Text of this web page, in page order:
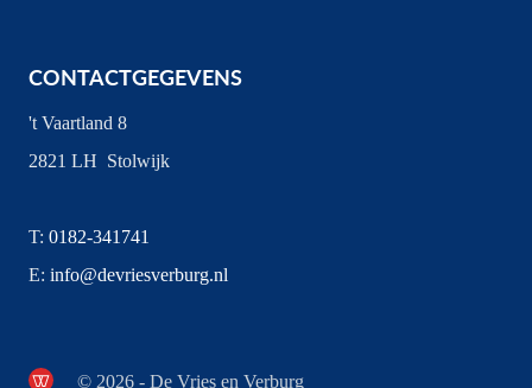
CONTACTGEGEVENS
't Vaartland 8
2821 LH Stolwijk
T: 0182-341741
E: info@devriesverburg.nl
© 2026 - De Vries en Verburg